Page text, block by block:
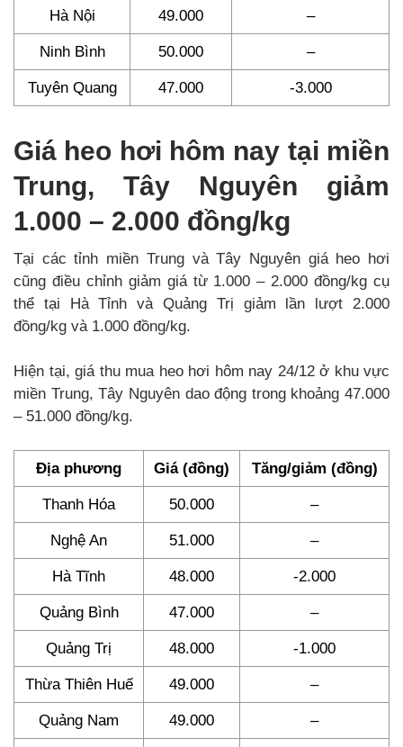
Hà Nội 49.000 –
Ninh Bình 50.000 –
Tuyên Quang 47.000 -3.000
Giá heo hơi hôm nay tại miền
Trung, Tây Nguyên giảm
1.000 – 2.000 đồng/kg
Tại các tỉnh miền Trung và Tây Nguyên giá heo hơi
cũng điều chỉnh giảm giá từ 1.000 – 2.000 đồng/kg cụ
thể tại Hà Tỉnh và Quảng Trị giảm lần lượt 2.000
đồng/kg và 1.000 đồng/kg.
Hiện tại, giá thu mua heo hơi hôm nay 24/12 ở khu vực
miền Trung, Tây Nguyên dao động trong khoảng 47.000
– 51.000 đồng/kg.
Địa phương Giá (đồng) Tăng/giảm (đồng)
Thanh Hóa 50.000 –
Nghệ An 51.000 –
Hà Tĩnh 48.000 -2.000
Quảng Bình 47.000 –
Quảng Trị 48.000 -1.000
Thừa Thiên Huế 49.000 –
Quảng Nam 49.000 –